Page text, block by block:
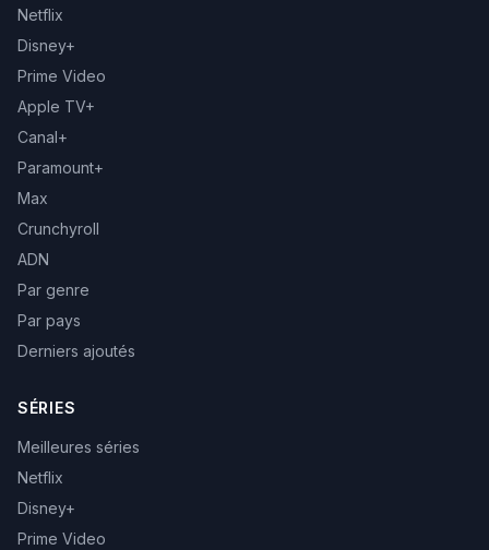
Netflix
Disney+
Prime Video
Apple TV+
Canal+
Paramount+
Max
Crunchyroll
ADN
Par genre
Par pays
Derniers ajoutés
SÉRIES
Meilleures séries
Netflix
Disney+
Prime Video